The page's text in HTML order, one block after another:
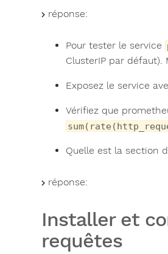
réponse:
Pour tester le service
ClusterIP par défaut).
Exposez le service
Vérifiez que
Quelle est la section
réponse:
Installer et
requêtes